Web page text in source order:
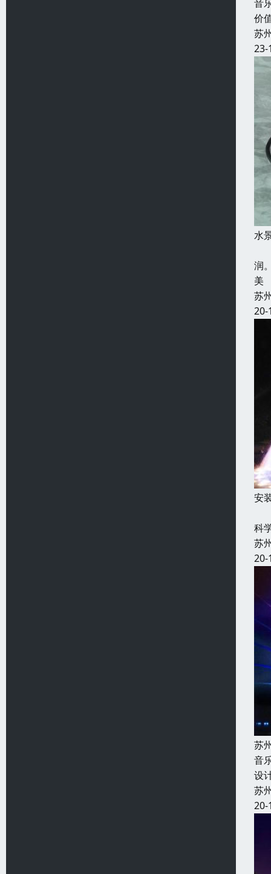
音
价
苏
23-
水
润
美
苏
20-
安
科
苏
20-
苏
音
设
苏
20-